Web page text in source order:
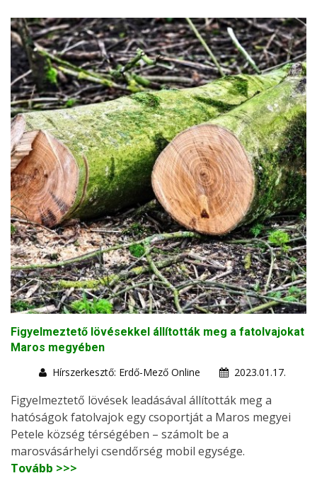
Figyelmeztető lövésekkel állították meg a fatolvajokat
Maros megyében
Hírszerkesztő: Erdő-Mező Online
2023.01.17.
Figyelmeztető lövések leadásával állították meg a
hatóságok fatolvajok egy csoportját a Maros megyei
Petele község térségében – számolt be a
marosvásárhelyi csendőrség mobil egysége.
Tovább >>>